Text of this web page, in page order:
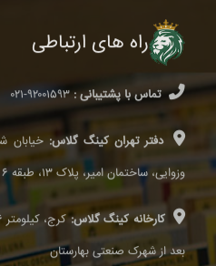
راه های ارتباطی
تماس با پشتیبانی :۹۲۰۰۱۵۹۳-۰۲۱
دفتر تهران کینگ گلاس:خیابان
وزوایی، ساختمان امیر، پلاک ۱۳، طبقه ۶
کارخانه کینگ گلاس:
بعد از شهرک صنعتی بهارستان